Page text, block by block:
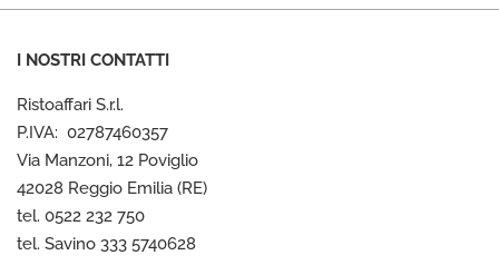
I NOSTRI CONTATTI
Ristoaffari S.r.l.
P.IVA: 02787460357
Via Manzoni, 12 Poviglio
42028 Reggio Emilia (RE)
tel. 0522 232 750
tel. Savino 333 5740628